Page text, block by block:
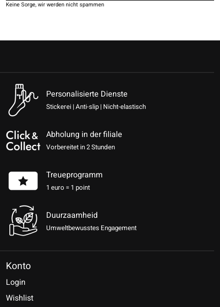
Keine Sorge, wir werden nicht spammen
Personalisierte Dienste
Stickerei | Anti-slip | Nicht-elastisch
Abholung in der filiale
Vorbereitet in 2 Stunden
Treueprogramm
1 euro = 1 point
Duurzaamheid
Umweltbewusstes Engagement
Konto
Login
Wishlist